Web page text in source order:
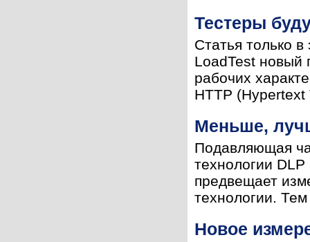
Тестеры
Статья только
LoadTest новый
рабочих
HTTP
Меньше,
Подавляющая
технологии
предвещает
технологии.
Новое